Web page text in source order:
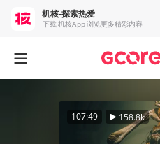
107:49 158.8k
机核-探索热爱
下载 机核App 浏览更多精彩内容